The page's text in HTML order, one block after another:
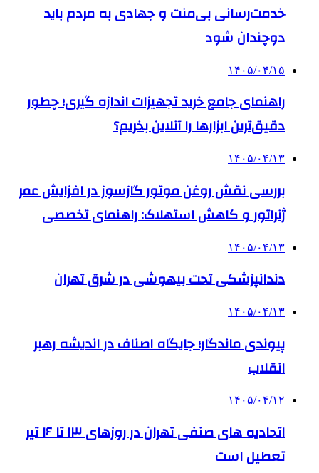
خدمت‌رسانی بی‌منت و جهادی به مردم باید
دوچندان شود
۱۴۰۵/۰۴/۱۵
راهنمای جامع خرید تجهیزات اندازه گیری؛ چطور
دقیق‌ترین ابزارها را آنلاین بخریم؟
۱۴۰۵/۰۴/۱۳
بررسی نقش روغن موتور گازسوز در افزایش عمر
ژنراتور و کاهش استهلاک: راهنمای تخصصی
۱۴۰۵/۰۴/۱۳
دندانپزشکی تحت بیهوشی در شرق تهران
۱۴۰۵/۰۴/۱۳
پیوندی ماندگار؛ جایگاه اصناف در اندیشه رهبر
انقلاب
۱۴۰۵/۰۴/۱۲
اتحادیه های صنفی تهران در روزهای ۱۳ تا ۱۶ تیر
تعطیل است